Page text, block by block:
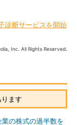
診断サービスを開始
Inc. All Rights Reserved.
ます
の株式の過半数を